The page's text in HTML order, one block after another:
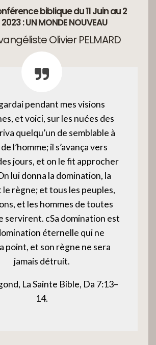
biblique du 11 Juin au 2
: UN MONDE NOUVEAU
Olivier PELMARD
pendant mes visions
et voici, sur les nuées des
quelqu’un de semblable à
l’homme; il s’avança vers
jours, et on le fit approcher
lui donna la domination, la
le règne; et tous les peuples,
et les hommes de toutes
servirent. cSa domination est
éternelle qui ne
point, et son règne ne sera
jamais détruit.
La Sainte Bible, Da 7:13–
14.